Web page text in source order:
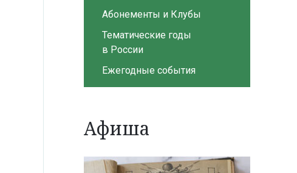
Абонементы и Клубы
Тематические годы
в России
Ежегодные события
Афиша